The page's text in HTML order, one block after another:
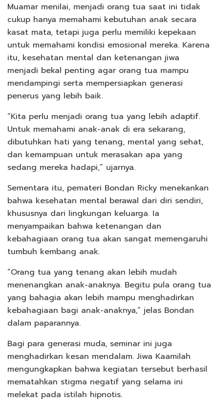
Muamar menilai, menjadi orang tua saat ini tidak
cukup hanya memahami kebutuhan anak secara
kasat mata, tetapi juga perlu memiliki kepekaan
untuk memahami kondisi emosional mereka. Karena
itu, kesehatan mental dan ketenangan jiwa
menjadi bekal penting agar orang tua mampu
mendampingi serta mempersiapkan generasi
penerus yang lebih baik.
“Kita perlu menjadi orang tua yang lebih adaptif.
Untuk memahami anak-anak di era sekarang,
dibutuhkan hati yang tenang, mental yang sehat,
dan kemampuan untuk merasakan apa yang
sedang mereka hadapi,” ujarnya.
Sementara itu, pemateri Bondan Ricky menekankan
bahwa kesehatan mental berawal dari diri sendiri,
khususnya dari lingkungan keluarga. Ia
menyampaikan bahwa ketenangan dan
kebahagiaan orang tua akan sangat memengaruhi
tumbuh kembang anak.
“Orang tua yang tenang akan lebih mudah
menenangkan anak-anaknya. Begitu pula orang tua
yang bahagia akan lebih mampu menghadirkan
kebahagiaan bagi anak-anaknya,” jelas Bondan
dalam paparannya.
Bagi para generasi muda, seminar ini juga
menghadirkan kesan mendalam. Jiwa Kaamilah
mengungkapkan bahwa kegiatan tersebut berhasil
mematahkan stigma negatif yang selama ini
melekat pada istilah hipnotis.